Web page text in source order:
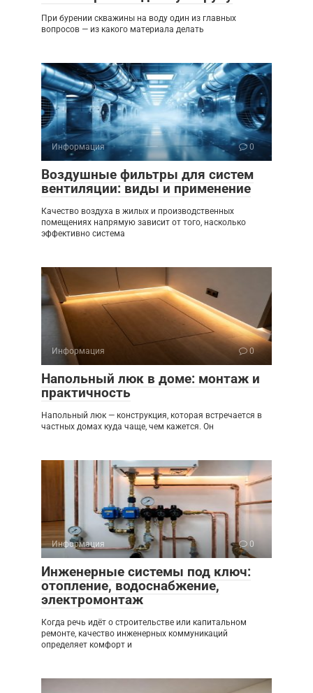
При бурении скважины на воду один из главных
вопросов — из какого материала делать
Информация 0
Воздушные фильтры для систем
вентиляции: виды и применение
Качество воздуха в жилых и производственных
помещениях напрямую зависит от того, насколько
эффективно система
Информация 0
Напольный люк в доме: монтаж и
практичность
Напольный люк — конструкция, которая встречается в
частных домах куда чаще, чем кажется. Он
Информация 0
Инженерные системы под ключ:
отопление, водоснабжение,
электромонтаж
Когда речь идёт о строительстве или капитальном
ремонте, качество инженерных коммуникаций
определяет комфорт и